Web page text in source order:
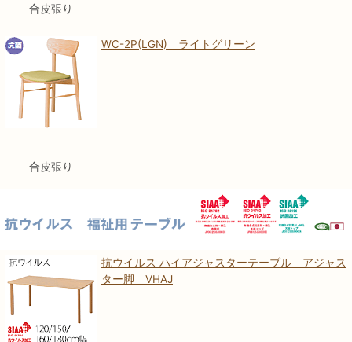
合皮張り
合皮張り
WC-2P(LGN) ライトグリーン
抗ウイルス ハイアジャスターテーブル アジャス
ター脚 VHAJ